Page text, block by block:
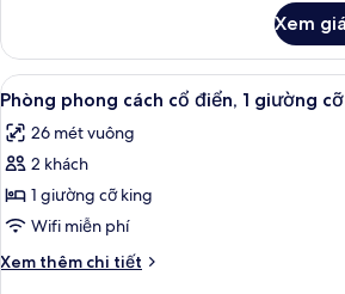
2
giường
đôi
Phòng
phong
cách
điển,
2
đôi
Xem
Xem
tất
cả
ảnh
Phòng
phong
cách
cổ
Phòng
7
Phòng phong cách cổ điển, 1 giường
26 mét vuông
2 khách
1 giường cỡ king
Wifi miễn phí
Xem thêm chi tiết
Chi